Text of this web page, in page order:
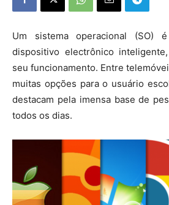
Um sistema operacional (SO)
dispositivo electrônico
seu funcionamento. Entre
muitas opções para o usuário
destacam pela imensa base de
todos os dias.